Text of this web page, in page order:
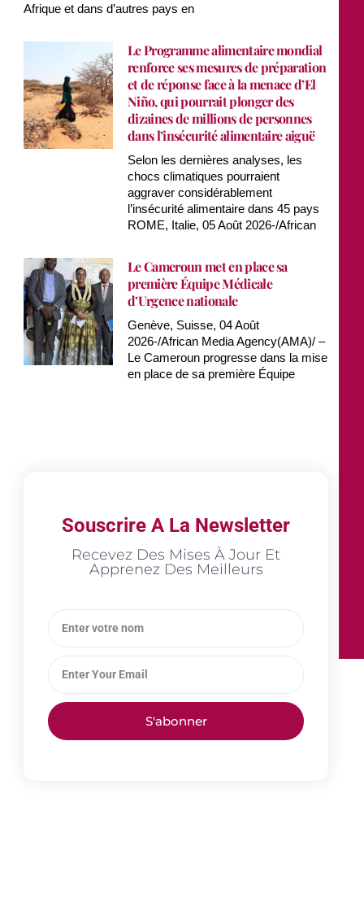
Afrique et dans d’autres pays en
Le Programme alimentaire mondial
renforce ses mesures de préparation
et de réponse face à la menace d’El
Niño, qui pourrait plonger des
dizaines de millions de personnes
dans l’insécurité alimentaire aiguë
Selon les dernières analyses, les
chocs climatiques pourraient
aggraver considérablement
l’insécurité alimentaire dans 45 pays
ROME, Italie, 05 Août 2026-/African
Le Cameroun met en place sa
première Équipe Médicale
d’Urgence nationale
Genève, Suisse, 04 Août
2026-/African Media Agency(AMA)/ –
Le Cameroun progresse dans la mise
en place de sa première Équipe
Souscrire A La Newsletter
Recevez Des Mises À Jour Et
Apprenez Des Meilleurs
S'abonner